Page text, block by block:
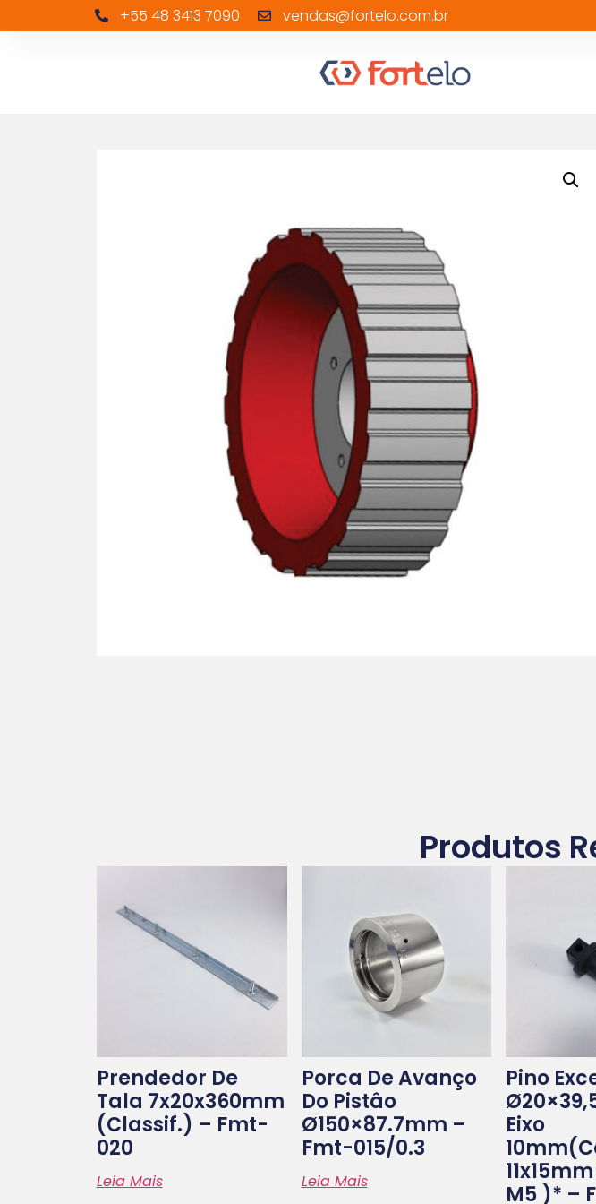
+55 48 3413 7090 vendas@fortelo.com.br
Produtos
Prendedor De
Tala 7x20x360mm
(classif.) – Fmt-
020
Leia Mais
Porca De Avanço
Do Pistâo
Ø150×87.7mm –
Fmt-015/0.3
Leia Mais
Pino
Eixo
M5 )* –